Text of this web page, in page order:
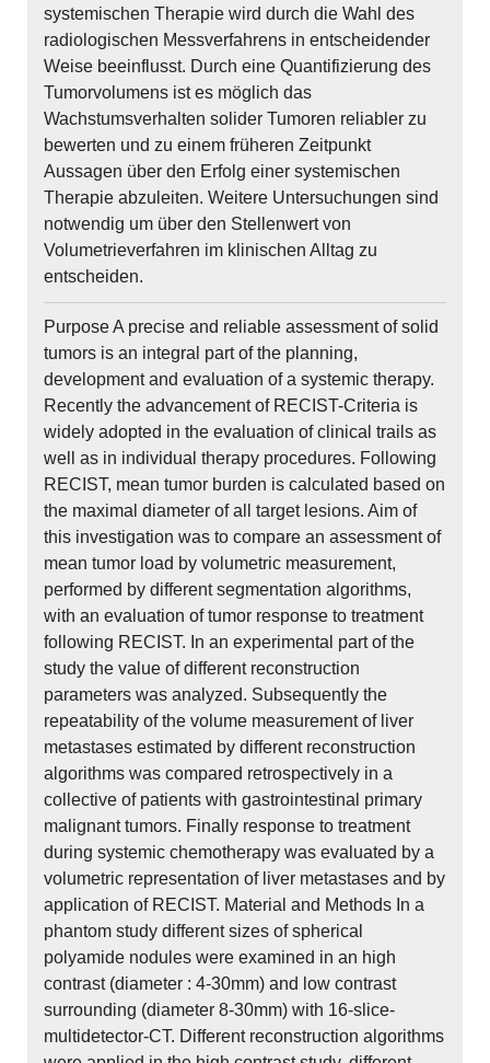
systemischen Therapie wird durch die Wahl des
radiologischen Messverfahrens in entscheidender
Weise beeinflusst. Durch eine Quantifizierung des
Tumorvolumens ist es möglich das
Wachstumsverhalten solider Tumoren reliabler zu
bewerten und zu einem früheren Zeitpunkt
Aussagen über den Erfolg einer systemischen
Therapie abzuleiten. Weitere Untersuchungen sind
notwendig um über den Stellenwert von
Volumetrieverfahren im klinischen Alltag zu
entscheiden.
Purpose A precise and reliable assessment of solid
tumors is an integral part of the planning,
development and evaluation of a systemic therapy.
Recently the advancement of RECIST-Criteria is
widely adopted in the evaluation of clinical trails as
well as in individual therapy procedures. Following
RECIST, mean tumor burden is calculated based on
the maximal diameter of all target lesions. Aim of
this investigation was to compare an assessment of
mean tumor load by volumetric measurement,
performed by different segmentation algorithms,
with an evaluation of tumor response to treatment
following RECIST. In an experimental part of the
study the value of different reconstruction
parameters was analyzed. Subsequently the
repeatability of the volume measurement of liver
metastases estimated by different reconstruction
algorithms was compared retrospectively in a
collective of patients with gastrointestinal primary
malignant tumors. Finally response to treatment
during systemic chemotherapy was evaluated by a
volumetric representation of liver metastases and by
application of RECIST. Material and Methods In a
phantom study different sizes of spherical
polyamide nodules were examined in an high
contrast (diameter : 4-30mm) and low contrast
surrounding (diameter 8-30mm) with 16-slice-
multidetector-CT. Different reconstruction algorithms